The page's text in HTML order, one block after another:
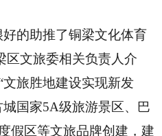
的助推了铜梁文化体育
区文旅委相关负责人介
旅胜地建设实现新发
国家5A级旅游景区、巴
假区等文旅品牌创建，建